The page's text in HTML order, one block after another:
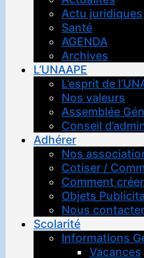
Actu juridiques
Santé
AGENDA
Archives
L’UNAAPE
L’esprit de
Nos valeurs
Assemblée
Conseil
Adhérer
Nos
Cotiser /
Comment
Objets
Nous contacter
Scolarité
Informations
Vacances